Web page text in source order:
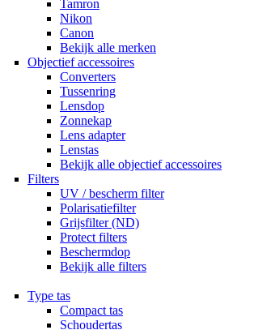
Tamron
Nikon
Canon
Bekijk alle merken
Objectief accessoires
Converters
Tussenring
Lensdop
Zonnekap
Lens adapter
Lenstas
Bekijk alle objectief accessoires
Filters
UV / bescherm filter
Polarisatiefilter
Grijsfilter (ND)
Protect filters
Beschermdop
Bekijk alle filters
Type tas
Compact tas
Schoudertas